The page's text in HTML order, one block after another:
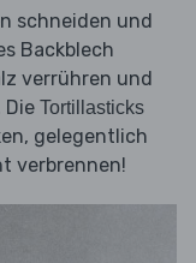
schneiden und
Backblech
verrühren und
Die Tortillasticks
gelegentlich
verbrennen!